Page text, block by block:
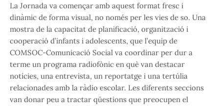
La Jornada va començar amb aquest format fresc i
dinàmic de forma visual, no només per les vies de so. Una
mostra de la capacitat de planificació, organització i
cooperació d’infants i adolescents, que l’equip de
COMSOC-Comunicació Social va coordinar per dur a
terme un programa radiofònic en què van destacar
notícies, una entrevista, un reportatge i una tertúlia
relacionades amb la ràdio escolar. Les diferents seccions
van donar peu a tractar qüestions que preocupen el